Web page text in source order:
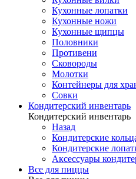
Кухонные лопатки
Кухонные ножи
Кухонные щипцы
Половники
Противени
Сковороды
Молотки
Контейнеры для
Совки
Кондитерский инвентарь
Кондитерский инвентарь
Назад
Кондитерские
Кондитерские
Аксессуары
Все для пиццы